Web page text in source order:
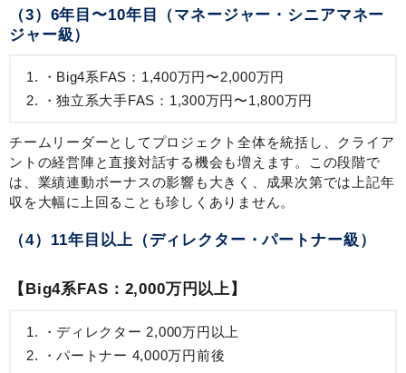
（3）6年目〜10年目（マネージャー・シニアマネー
ジャー級）
Big4系FAS：1,400万円〜2,000万円
独立系大手FAS：1,300万円〜1,800万円
チームリーダーとしてプロジェクト全体を統括し、クライア
ントの経営陣と直接対話する機会も増えます。この段階で
は、業績連動ボーナスの影響も大きく、成果次第では上記年
収を大幅に上回ることも珍しくありません。
（4）11年目以上（ディレクター・パートナー級）
【Big4系FAS：2,000万円以上】
ディレクター 2,000万円以上
パートナー 4,000万円前後